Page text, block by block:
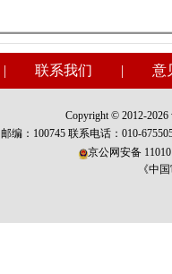
联系我们 | 意
Copyright © 2012-2026
邮编：100745 联系电话：010-
京公网安备
《中